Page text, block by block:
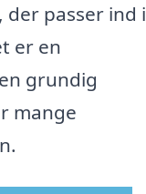
passer ind i
er en
grundig
mange